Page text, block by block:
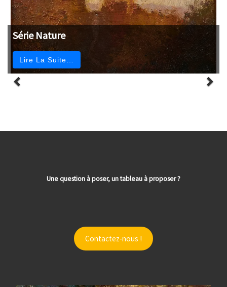
Série Nature
Lire La Suite…
Une question à poser, un tableau à proposer ?
Contactez-nous !